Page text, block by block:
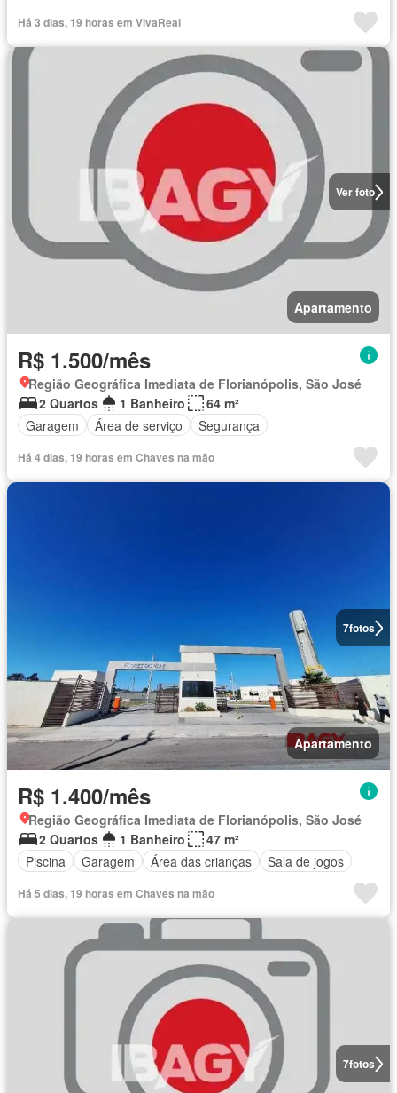
Há 3 dias, 19 horas em VivaReal
Ver foto
Apartamento
R$ 1.500/mês
Região Geográfica Imediata de Florianópolis, São José
2 Quartos
1 Banheiro
64 m²
Garagem
Área de serviço Segurança
Há 4 dias, 19 horas em Chaves na mão
7fotos
Apartamento
R$ 1.400/mês
Região Geográfica Imediata de Florianópolis, São José
2 Quartos
1 Banheiro
47 m²
Piscina
Garagem Área das crianças Sala de jogos
Há 5 dias, 19 horas em Chaves na mão
7fotos